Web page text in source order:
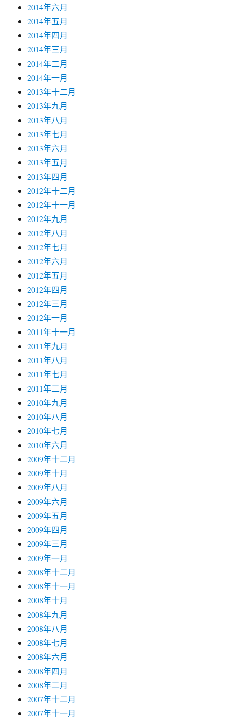
2014年六月
2014年五月
2014年四月
2014年三月
2014年二月
2014年一月
2013年十二月
2013年九月
2013年八月
2013年七月
2013年六月
2013年五月
2013年四月
2012年十二月
2012年十一月
2012年九月
2012年八月
2012年七月
2012年六月
2012年五月
2012年四月
2012年三月
2012年一月
2011年十一月
2011年九月
2011年八月
2011年七月
2011年二月
2010年九月
2010年八月
2010年七月
2010年六月
2009年十二月
2009年十月
2009年八月
2009年六月
2009年五月
2009年四月
2009年三月
2009年一月
2008年十二月
2008年十一月
2008年十月
2008年九月
2008年八月
2008年七月
2008年六月
2008年四月
2008年二月
2007年十二月
2007年十一月